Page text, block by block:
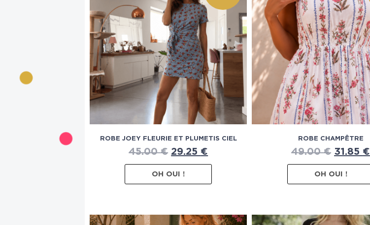
ROBE JOEY FLEURIE ET PLUMETIS CIEL
45.00€ 29.25 €
OH OUI !
ROBE CHAMPÊTRE
49.00€ 31.85 €
OH OUI !